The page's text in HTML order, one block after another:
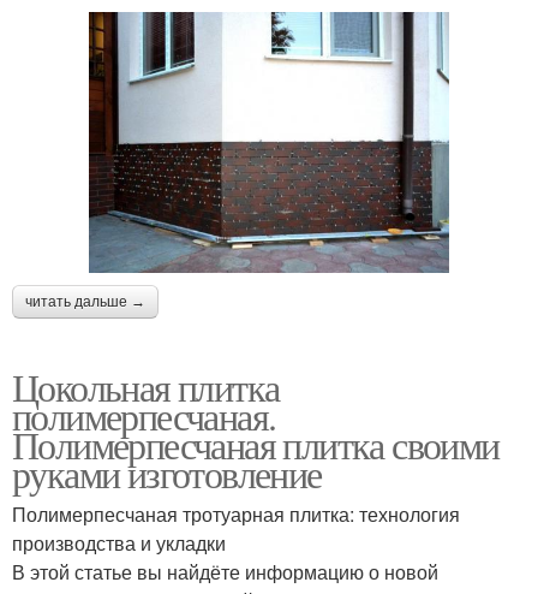
читать дальше →
Цокольная плитка
полимерпесчаная.
Полимерпесчаная плитка своими
руками изготовление
Полимерпесчаная тротуарная плитка: технология
производства и укладки
В этой статье вы найдёте информацию о новой